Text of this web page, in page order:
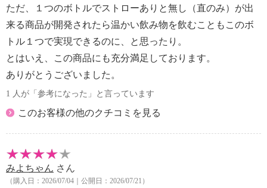
結露しにくく、ふたは片手で開けやすい“ループせ
ん”を採用し、事務仕事をしながら、アウトドアのと
きなどにもさっと水分補給しやすいのもうれしいポイ
ント！汚れやニオイが残りにくく、取り外して隅々ま
で洗えるステンレス製ストローを採用した、サステナ
ブルでいつも持ち歩きたくなるアイテムです。
【材質】
・せん：ポリプロピレン
・パッキン：シリコーンゴム
【サイズ】
・約幅６．６×奥行７×高さ１９．４ｃｍ
ただ、１つのボトルでストローありと無し（直のみ）が出
来る商品が開発されたら温かい飲み物を飲むこともこのボ
トル１つで実現できるのに、と思ったり。
とはいえ、この商品にも充分満足しております。
ありがとうございました。
1 人が「参考になった」と言っています
このお客様の他のクチコミを見る
みよちゃん さん
（購入日：2026/07/04｜公開日：2026/07/21）